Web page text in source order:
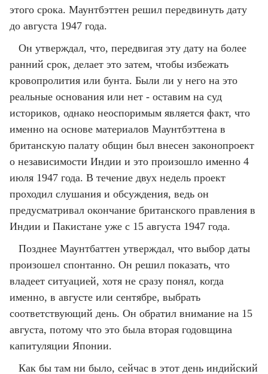
этого срока. Маунтбэттен решил передвинуть дату
до августа 1947 года.
Он утверждал, что, передвигая эту дату на более
ранний срок, делает это затем, чтобы избежать
кровопролития или бунта. Были ли у него на это
реальные основания или нет - оставим на суд
историков, однако неоспоримым является факт, что
именно на основе материалов Маунтбэттена в
британскую палату общин был внесен законопроект
о независимости Индии и это произошло именно 4
июля 1947 года. В течение двух недель проект
проходил слушания и обсуждения, ведь он
предусматривал окончание британского правления в
Индии и Пакистане уже с 15 августа 1947 года.
Позднее Маунтбаттен утверждал, что выбор даты
произошел спонтанно. Он решил показать, что
владеет ситуацией, хотя не сразу понял, когда
именно, в августе или сентябре, выбрать
соответствующий день. Он обратил внимание на 15
августа, потому что это была вторая годовщина
капитуляции Японии.
Как бы там ни было, сейчас в этот день индийский